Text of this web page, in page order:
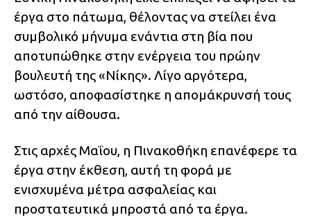
έργα στο πάτωμα, θέλοντας να στείλει ένα
συμβολικό μήνυμα ενάντια στη βία που
αποτυπώθηκε στην ενέργεια του πρώην
βουλευτή της «Νίκης». Λίγο αργότερα,
ωστόσο, αποφασίστηκε η απομάκρυνσή τους
από την αίθουσα.
Στις αρχές Μαΐου, η Πινακοθήκη επανέφερε τα
έργα στην έκθεση, αυτή τη φορά με
ενισχυμένα μέτρα ασφαλείας και
προστατευτικά μπροστά από τα έργα.